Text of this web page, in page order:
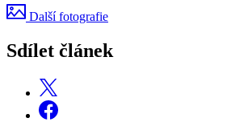
Další fotografie
Sdílet článek